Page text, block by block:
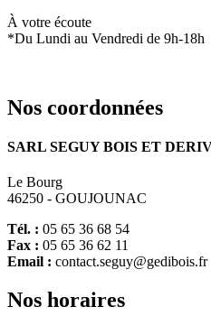
À votre écoute
*Du Lundi au Vendredi de 9h-18h
Nos coordonnées
SARL SEGUY BOIS ET
Le Bourg
46250 - GOUJOUNAC
Tél. : 05 65 36 68 54
Fax : 05 65 36 62 11
Email : contact.seguy@gedibois.fr
Nos horaires